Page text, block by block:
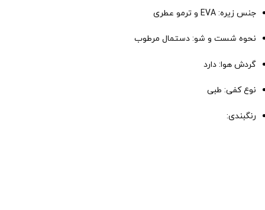
جنس زیره: EVA و ترمو عطری
نحوه شست و شو: دستمال مرطوب
گردش هوا: دارد
نوع کفی: طبی
رنگبندی: